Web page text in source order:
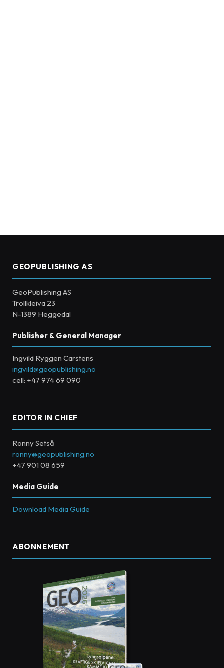
GEOPUBLISHING AS
GeoPublishing AS
Trollkleiva 23
N-1389 Heggedal
Publisher & General Manager
Ingvild Ryggen Carstens
ingvild@geopublishing.no
cell: +47 974 69 090
EDITOR IN CHIEF
Ronny Setså
ronny@geopublishing.no
+47 901 08 659
Media Guide
Download Media Guide
ABONNEMENT